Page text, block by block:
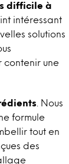
difficile à
intéressant
solutions
contenir une
. Nous
formule
tout en
des